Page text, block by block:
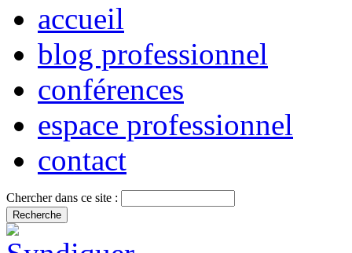
accueil
blog professionnel
conférences
espace professionnel
contact
Chercher dans ce site :